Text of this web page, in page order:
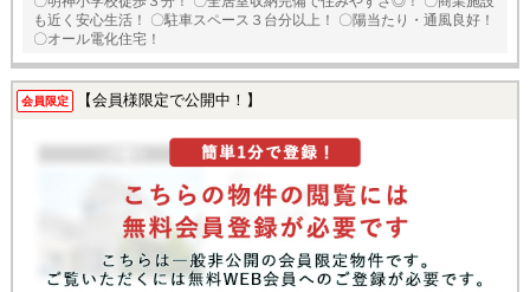
も近く安心生活！ 〇駐車スペース３台分以上！ 〇陽当たり・通風良好！
〇オール電化住宅！
会員限定 【会員様限定で公開中！】